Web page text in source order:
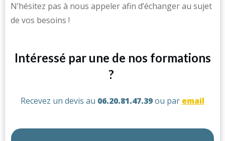
N’hésitez pas à nous appeler afin d’échanger au sujet
de vos besoins !
Intéressé par une de nos formations
?
Recevez un devis au 06.20.81.47.39ou par email